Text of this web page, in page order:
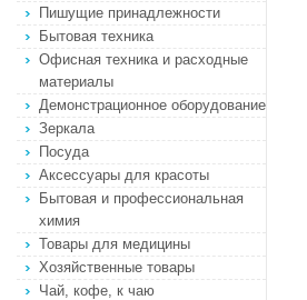
Пишущие принадлежности
Бытовая техника
Офисная техника и расходные
материалы
Демонстрационное оборудование
Зеркала
Посуда
Аксессуары для красоты
Бытовая и профессиональная
химия
Товары для медицины
Хозяйственные товары
Чай, кофе, к чаю